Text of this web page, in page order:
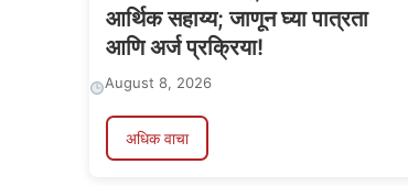
आर्थिक सहाय्य; जाणून घ्या पात्रता
आणि अर्ज प्रक्रिया!
August 8, 2026
अधिक वाचा